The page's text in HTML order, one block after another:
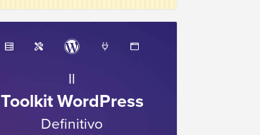
Il
Toolkit WordPress
Definitivo